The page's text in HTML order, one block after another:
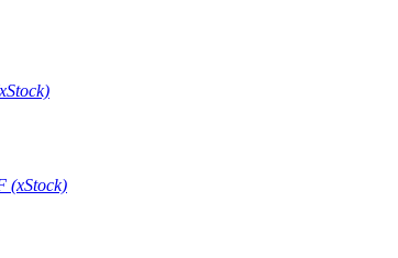
включая торговую информацию и т. д.
(xStock)